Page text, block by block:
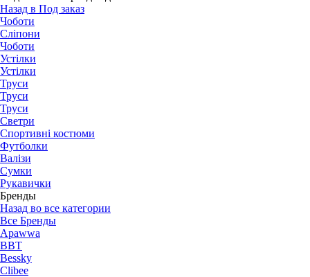
Назад в Под заказ
Чоботи
Сліпони
Чоботи
Устілки
Устілки
Труси
Труси
Труси
Светри
Спортивні костюми
Футболки
Валізи
Сумки
Рукавички
Бренды
Назад во все категории
Все Бренды
Apawwa
BBT
Bessky
Clibee